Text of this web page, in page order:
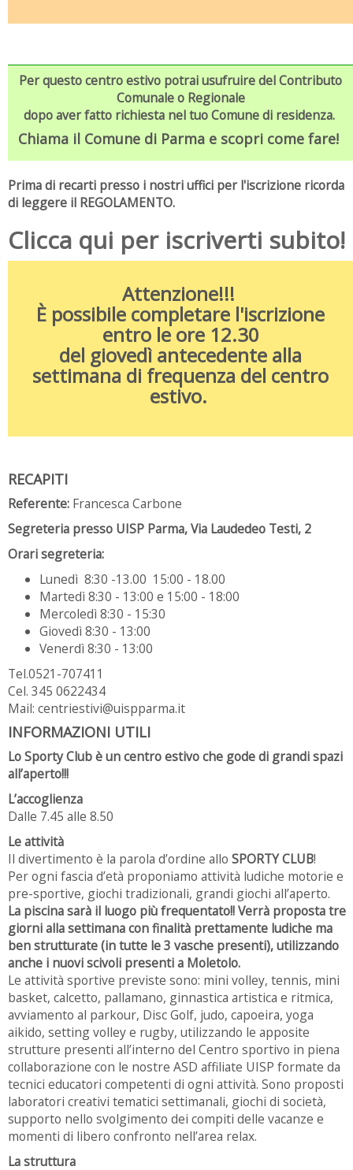
Per questo centro estivo potrai usufruire del Contributo
Comunale o Regionale
dopo aver fatto richiesta nel tuo Comune di residenza.
Chiama il Comune di Parma e scopri come fare!
Prima di recarti presso i nostri uffici per l'iscrizione ricorda
di leggere il REGOLAMENTO.
Clicca qui per iscriverti subito!
Attenzione!!!
È possibile completare l'iscrizione
entro le ore 12.30
del giovedì antecedente alla
settimana di frequenza del centro
estivo.
RECAPITI
Referente: Francesca Carbone
Segreteria presso UISP Parma, Via Laudedeo Testi, 2
Orari segreteria:
Lunedì 8:30 -13.00 15:00 - 18.00
Martedì 8:30 - 13:00 e 15:00 - 18:00
Mercoledì 8:30 - 15:30
Giovedì 8:30 - 13:00
Venerdì 8:30 - 13:00
Tel.0521-707411
Cel. 345 0622434
Mail: centriestivi@uispparma.it
INFORMAZIONI UTILI
Lo Sporty Club è un centro estivo che gode di grandi spazi
all’aperto!!!
L’accoglienza
Dalle 7.45 alle 8.50
Le attività
Il divertimento è la parola d’ordine allo SPORTY CLUB!
Per ogni fascia d’età proponiamo attività ludiche motorie e
pre-sportive, giochi tradizionali, grandi giochi all’aperto.
La piscina sarà il luogo più frequentato!! Verrà proposta tre
giorni alla settimana con finalità prettamente ludiche ma
ben strutturate (in tutte le 3 vasche presenti), utilizzando
anche i nuovi scivoli presenti a Moletolo.
Le attività sportive previste sono: mini volley, tennis, mini
basket, calcetto, pallamano, ginnastica artistica e ritmica,
avviamento al parkour, Disc Golf, judo, capoeira, yoga
aikido, setting volley e rugby, utilizzando le apposite
strutture presenti all’interno del Centro sportivo in piena
collaborazione con le nostre ASD affiliate UISP formate da
tecnici educatori competenti di ogni attività. Sono proposti
laboratori creativi tematici settimanali, giochi di società,
supporto nello svolgimento dei compiti delle vacanze e
momenti di libero confronto nell’area relax.
La struttura